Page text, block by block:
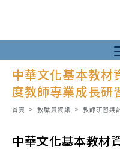
至
主
內
中華文化基本教材
度教師專業成長研
首頁 > 教職員資訊 > 教師研習與
中華文化基本教材